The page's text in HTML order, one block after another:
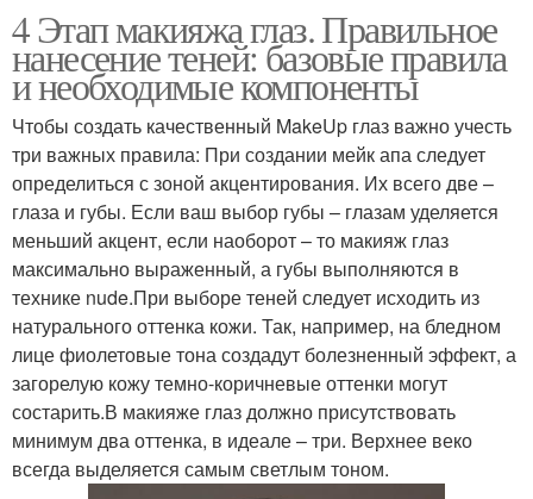
4 Этап макияжа глаз. Правильное
нанесение теней: базовые правила
и необходимые компоненты
Чтобы создать качественный MakeUp глаз важно учесть
три важных правила: При создании мейк апа следует
определиться с зоной акцентирования. Их всего две –
глаза и губы. Если ваш выбор губы – глазам уделяется
меньший акцент, если наоборот – то макияж глаз
максимально выраженный, а губы выполняются в
технике nude.При выборе теней следует исходить из
натурального оттенка кожи. Так, например, на бледном
лице фиолетовые тона создадут болезненный эффект, а
загорелую кожу темно-коричневые оттенки могут
состарить.В макияже глаз должно присутствовать
минимум два оттенка, в идеале – три. Верхнее веко
всегда выделяется самым светлым тоном.